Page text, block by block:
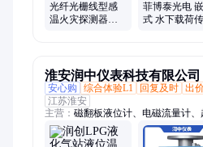
光纤光栅线型感
温火灾探测器
菲博泰光电
式 水下载荷
淮安润中仪表科技有限公司
安心购
综合体验L1 回复及时 出
江苏淮安
主营： 磁翻板液位计、电磁流量计
器、超声波流量计、涡轮流量计、
入式液位计、金属管浮子流量计、